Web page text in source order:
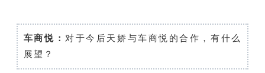
车商悦： 对于今后天娇与车商悦的合作，有什么
展望？